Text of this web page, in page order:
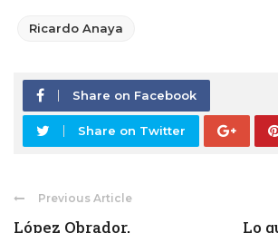
Ricardo Anaya
Share on Facebook
Share on Twitter
Previous Article
López Obrador,
Lo